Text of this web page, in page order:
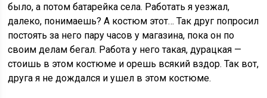
было, а потом батарейка села. Работать я уезжал,
далеко, понимаешь? А костюм этот… Так друг попросил
постоять за него пару часов у магазина, пока он по
своим делам бегал. Работа у него такая, дурацкая —
стоишь в этом костюме и орешь всякий вздор. Так вот,
друга я не дождался и ушел в этом костюме.